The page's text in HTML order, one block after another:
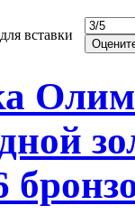
вставки